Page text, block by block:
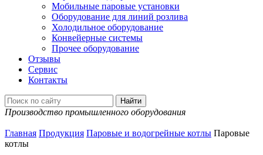
Мобильные паровые установки
Оборудование для линий розлива
Холодильное оборудование
Конвейерные системы
Прочее оборудование
Отзывы
Сервис
Контакты
Производство промышленного оборудования
Главная Продукция Паровые и водогрейные котлы Паровые
котлы